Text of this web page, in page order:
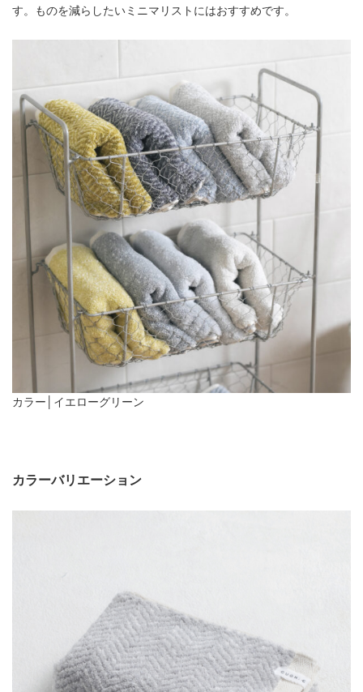
す。ものを減らしたいミニマリストにはおすすめです。
カラー│イエローグリーン
カラーバリエーション